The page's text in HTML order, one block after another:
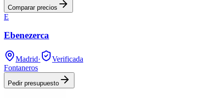
Comparar precios
E
Ebenezerca
Madrid·
Verificada
Fontaneros
Pedir presupuesto